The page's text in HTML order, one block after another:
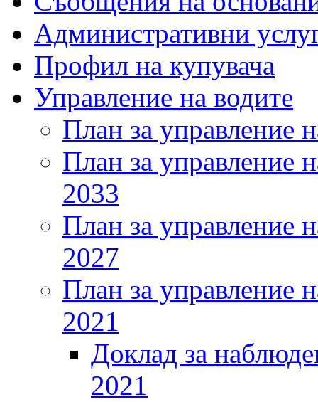
Административни
Профил на купувача
Управление на водите
План за управление
План за управление
2033
План за управление
2027
План за управление
2021
Доклад за
2021